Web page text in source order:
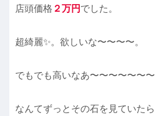
店頭価格 ２万円 でした。
超綺麗✨。欲しいな〜〜〜〜。
でもでも高いなあ〜〜〜〜〜〜〜
なんてずっとその石を見ていたら